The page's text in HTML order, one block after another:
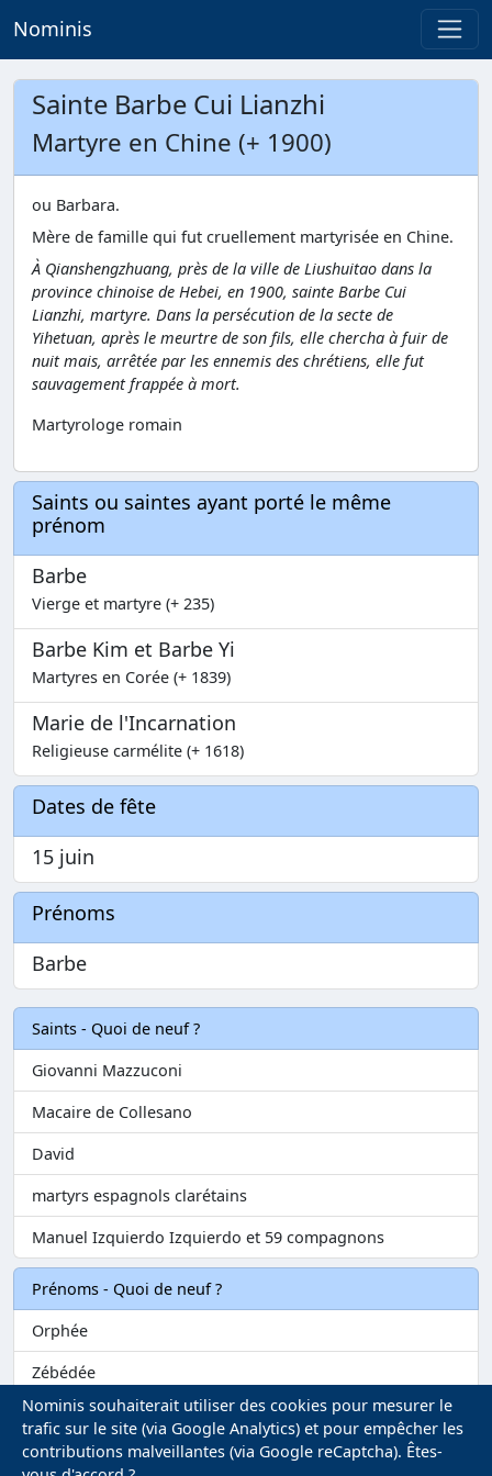
Nominis
Sainte Barbe Cui Lianzhi
Martyre en Chine (+ 1900)
ou Barbara.
Mère de famille qui fut cruellement martyrisée en Chine.
À Qianshengzhuang, près de la ville de Liushuitao dans la
province chinoise de Hebei, en 1900, sainte Barbe Cui
Lianzhi, martyre. Dans la persécution de la secte de
Yihetuan, après le meurtre de son fils, elle chercha à fuir de
nuit mais, arrêtée par les ennemis des chrétiens, elle fut
sauvagement frappée à mort.
Martyrologe romain
Saints ou saintes ayant porté le même
prénom
Barbe
Vierge et martyre (+ 235)
Barbe Kim et Barbe Yi
Martyres en Corée (+ 1839)
Marie de l'Incarnation
Religieuse carmélite (+ 1618)
Dates de fête
15 juin
Prénoms
Barbe
Saints - Quoi de neuf ?
Giovanni Mazzuconi
Macaire de Collesano
David
martyrs espagnols clarétains
Manuel Izquierdo Izquierdo et 59 compagnons
Prénoms - Quoi de neuf ?
Orphée
Zébédée
Melvil
Matilin
Nominis souhaiterait utiliser des cookies pour mesurer le
trafic sur le site (via Google Analytics) et pour empêcher les
contributions malveillantes (via Google reCaptcha). Êtes-